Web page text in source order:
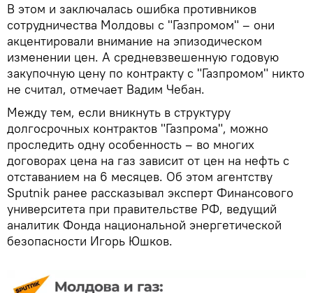
В этом и заключалась ошибка противников
сотрудничества Молдовы с "Газпромом" – они
акцентировали внимание на эпизодическом
изменении цен. А средневзвешенную годовую
закупочную цену по контракту с "Газпромом" никто
не считал, отмечает Вадим Чебан.
Между тем, если вникнуть в структуру
долгосрочных контрактов "Газпрома", можно
проследить одну особенность – во многих
договорах цена на газ зависит от цен на нефть с
отставанием на 6 месяцев. Об этом агентству
Sputnik ранее рассказывал эксперт Финансового
университета при правительстве РФ, ведущий
аналитик Фонда национальной энергетической
безопасности Игорь Юшков.